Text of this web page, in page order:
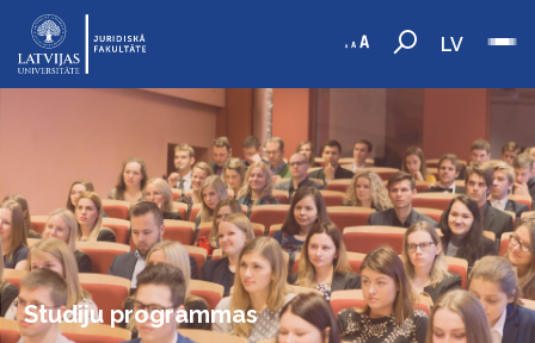
LV
Studiju programmas